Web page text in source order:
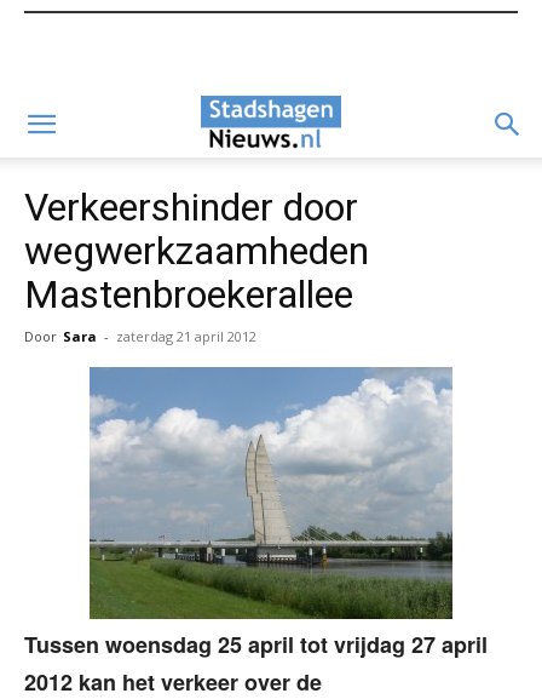
Verkeershinder door
wegwerkzaamheden
Mastenbroekerallee
Door Sara - zaterdag 21 april 2012
Tussen woensdag 25 april tot vrijdag 27 april
2012 kan het verkeer over de